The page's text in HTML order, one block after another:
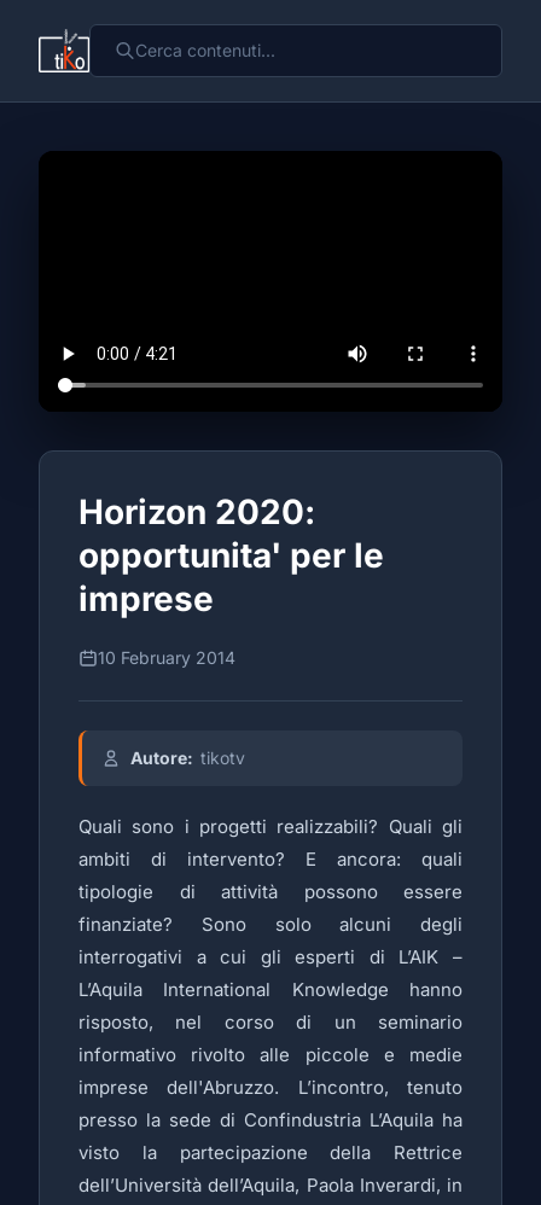
Horizon 2020:
opportunita' per le
imprese
10 February 2014
Autore: tikotv
Quali sono i progetti realizzabili? Quali gli
ambiti di intervento? E ancora: quali
tipologie di attività possono essere
finanziate? Sono solo alcuni degli
interrogativi a cui gli esperti di L’AIK –
L’Aquila International Knowledge hanno
risposto, nel corso di un seminario
informativo rivolto alle piccole e medie
imprese dell'Abruzzo. L’incontro, tenuto
presso la sede di Confindustria L’Aquila ha
visto la partecipazione della Rettrice
dell’Università dell’Aquila, Paola Inverardi, in